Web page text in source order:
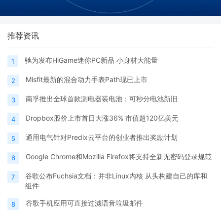
推荐资讯
1 驰为发布HiGame迷你PC新品 小身材大能量
2 Misfit最新的混合动力手表Path现已上市
3 南孚推出全球首款测电器装电池：可秒分电池新旧
4 Dropbox股价上市首日大涨36% 市值超120亿美元
5 通用电气针对Predix云平台的创业者推出奖励计划
6 Google Chrome和Mozilla Firefox将支持全新无密码登录规范
7
谷歌公布Fuchsia文档：并非Linux内核 从头构建自己的库和
组件
8 谷歌手机应用可直接过滤语音垃圾邮件